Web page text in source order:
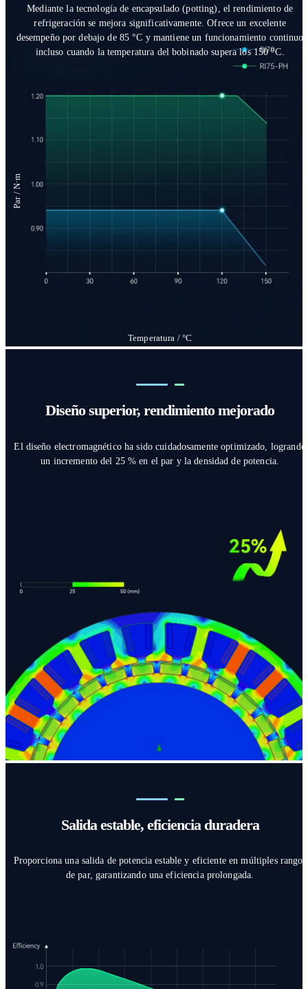
Mediante la tecnología de encapsulado (potting), el rendimiento de
refrigeración se mejora significativamente. Ofrece un excelente
desempeño por debajo de 85 °C y mantiene un funcionamiento continuo
incluso cuando la temperatura del bobinado supera los 150 °C.
Par / N·m
Temperatura / °C
Diseño superior, rendimiento mejorado
El diseño electromagnético ha sido cuidadosamente optimizado, logrando
un incremento del 25 % en el par y la densidad de potencia.
Salida estable, eficiencia duradera
Proporciona una salida de potencia estable y eficiente en múltiples rangos
de par, garantizando una eficiencia prolongada.